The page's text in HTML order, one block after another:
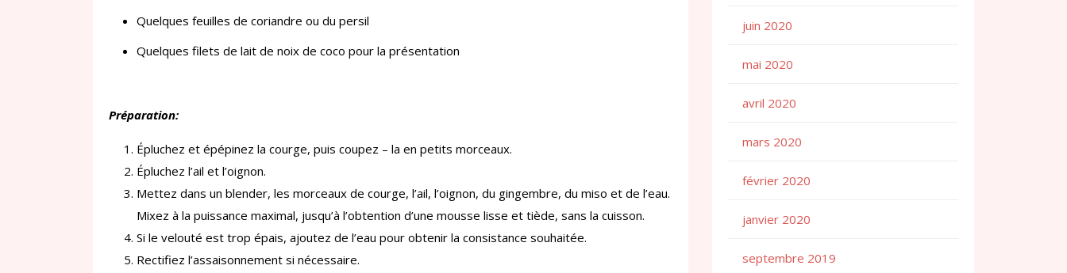
Quelques feuilles de coriandre ou du persil
Quelques filets de lait de noix de coco pour la présentation
Préparation:
Épluchez et épépinez la courge, puis coupez – la en petits morceaux.
Épluchez l’ail et l’oignon.
Mettez dans un blender, les morceaux de courge, l’ail, l’oignon, du gingembre, du miso et de l’eau.
Mixez à la puissance maximal, jusqu’à l’obtention d’une mousse lisse et tiède, sans la cuisson.
Si le velouté est trop épais, ajoutez de l’eau pour obtenir la consistance souhaitée.
Rectifiez l’assaisonnement si nécessaire.
juin 2020
mai 2020
avril 2020
mars 2020
février 2020
janvier 2020
septembre 2019